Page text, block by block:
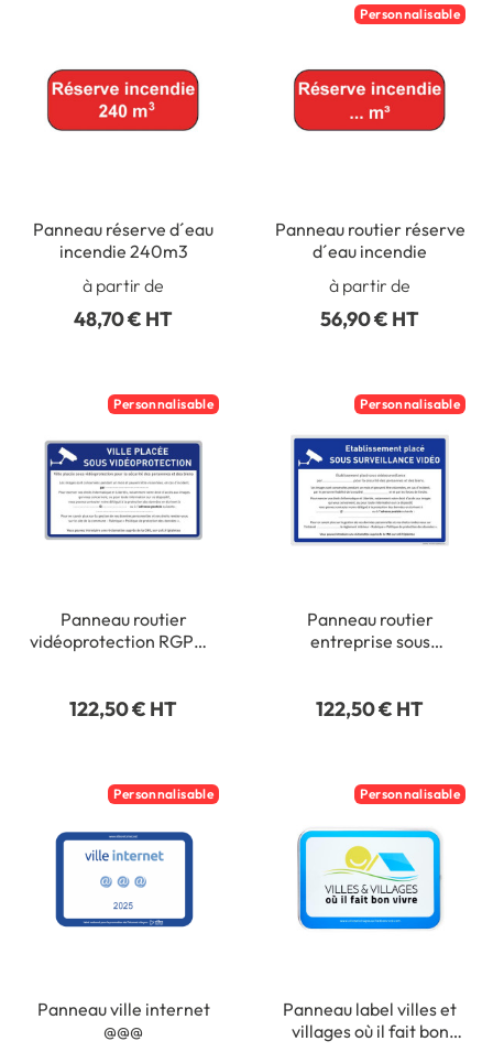
Panneau réserve d´eau
incendie 240m3
à partir de
48,70 € HT
Personnalisable
Panneau routier réserve
d´eau incendie
à partir de
56,90 € HT
Personnalisable
Panneau routier
vidéoprotection RGPD -
122,50 € HT
Personnalisable
Panneau routier
entreprise sous
mm
122,50 € HT
Personnalisable
Panneau ville internet
@@@
Personnalisable
Panneau label villes et
villages où il fait bon